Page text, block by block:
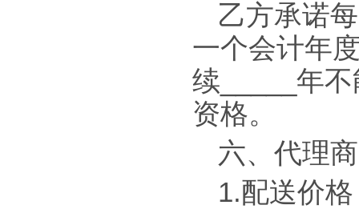
乙方承诺
一个会计年
续_____年
资格。
六、代理
1.配送价